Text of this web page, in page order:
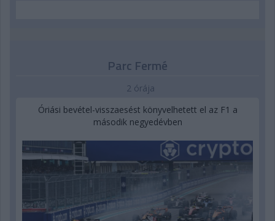
Parc Fermé
2 órája
Óriási bevétel-visszaesést könyvelhetett el az F1 a
második negyedévben